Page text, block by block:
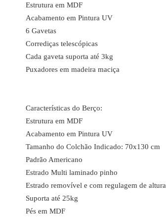
Estrutura em MDF
Acabamento em Pintura UV
6 Gavetas
Corrediças telescópicas
Cada gaveta suporta até 3kg
Puxadores em madeira maciça
Características do Berço:
Estrutura em MDF
Acabamento em Pintura UV
Tamanho do Colchão Indicado: 70x130 cm
Padrão Americano
Estrado Multi laminado pinho
Estrado removível e com regulagem de altura
Suporta até 25kg
Pés em MDF